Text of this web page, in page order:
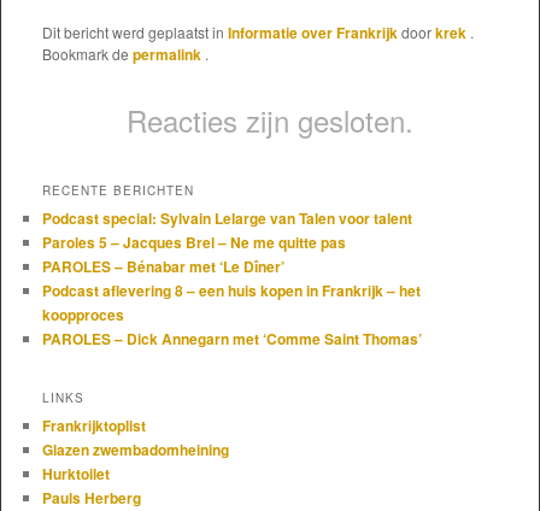
Dit bericht werd geplaatst in Informatie over Frankrijkdoorkrek .
Bookmark de permalink .
Reacties zijn gesloten.
RECENTE BERICHTEN
Podcast special: Sylvain Lelarge van Talen voor talent
Paroles 5 – Jacques Brel – Ne me quitte pas
PAROLES – Bénabar met ‘Le Dîner’
Podcast aflevering 8 – een huis kopen in Frankrijk – het
koopproces
PAROLES – Dick Annegarn met ‘Comme Saint Thomas’
LINKS
Frankrijktoplist
Glazen zwembadomheining
Hurktoilet
Pauls Herberg